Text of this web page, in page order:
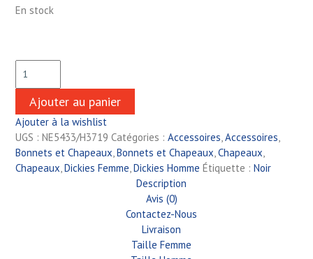
En stock
Ajouter au panier
Ajouter à la wishlist
UGS : NE5433/H3719 Catégories : Accessoires,Accessoires,
Bonnets et Chapeaux,Bonnets et Chapeaux,Chapeaux,
Chapeaux,Dickies Femme,Dickies Homme Étiquette : Noir
Description
Avis (0)
Contactez-Nous
Livraison
Taille Femme